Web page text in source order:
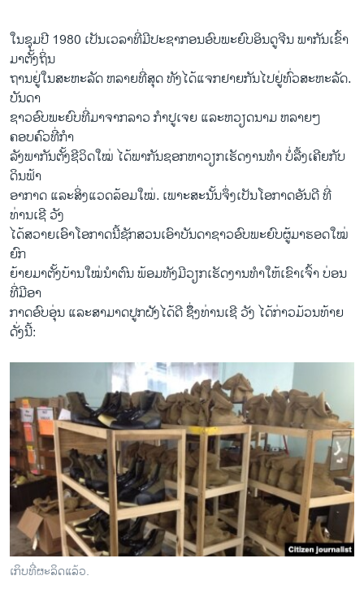
ໃນຊຸມ​ປີ 1980 ​ເປັນ​ເວລາ​ທີ່​ມີ​ປະຊາກອນ​ອົບ​ພະ​ຍົບອິນດູຈີນ ​ພາກັນ​ເຂົ້າ​
ມາ​ຕັ້ງ​ຖິ່ນ​
ຖານຢູ່​ໃນ​ສະຫະລັດ ຫລາຍ​ທີ່​ສຸດ ​ທັງ​ໄດ້​ແຈກ​ຢາຍ​ກັນໄປ​ຢູ່​ທົ່ວ​ສະຫະລັດ.
ບັນດາ
​ຊາວ​ອົບ​ພະຍົບທີ່​ມາ​ຈາກ​ລາວ ກຳປູເຈຍ ​ແລະ​ຫວຽດນາມ ຫລາຍໆ​
ຄອບຄົວ​ທີ່ກຳ​
ລັງ​ພາກັນ​ຕັ້ງ​ຊີວິດ​ໃໝ່ ​ໄດ້ພາກັນຊອກ​ຫາວຽກ​ເຮັດ​ງານທຳ ບໍ່​ລື້​ງ​ເຄີຍ​ກັບ​
ດິນ​ຟ້າ
​ອາກາດ ​ແລະ​ສິ່ງ​ແວດ​ລ້ອມ​ໃໝ່. ​ເພາະສະ​ນັ້ນຈຶ່ງ​ເປັນ​ໂອກາດ​ອັນ​ດີ ທີ່​
ທ່ານ​ເຊີ ວັງ
​ໄດ້​ສວາຍເອົາໂອກ​າດນີ້​ຊັກ​ສວນ​ເອົາ​ບັນດາ​ຊາວ​ອົບ​ພະຍົບຜູ້​ມາ​ຮອດ​ໃໝ່
ຍົກ
ຍ້າຍ​ມາ​ຕັ້ງ​ບ້ານໃໝ່​ນຳຕົນ ພ້ອມ​ທັງມີ​ວຽກ​ເຮັດ​ງານ​ທຳ​ໃຫ້ເຂົາເຈົ້າ ບ່ອນ
ທີ່​ມີ​ອາ
ກາດ​ອົບ​ອຸ່ນ ​ແລະ​ສາມາດ​ປູກ​ຝັງ​ໄດ້​ດີ ຊຶຶ່ງທ່ານ​ເຊີ ວັງ ​ໄດ້​ກ່າວມ້ວນທ້າຍ​
ດັ່ງ​ນີ້:
ເກິບທີ່ຜະລິດແລ້ວ.